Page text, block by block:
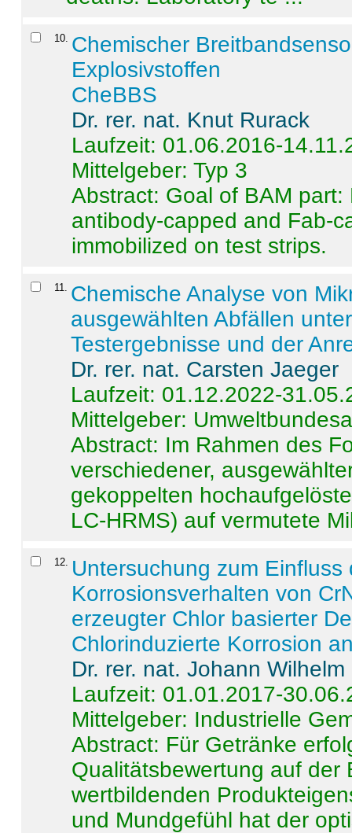
10 Chemischer
Explosivstoffen
CheBBS
Dr. rer. nat. Knut Rurack
Laufzeit: 01.06.2016-
Mittelgeber: Typ 3
Abstract: Goal of BAM
antibody-capped and Fab-
immobilized on test strips.
11
Chemische Analyse von
ausgewählten Abfällen
Testergebnisse und der
Dr. rer. nat. Carsten Jaeger
Laufzeit: 01.12.2022-
Mittelgeber:
Abstract: Im Rahmen des
verschiedener,
gekoppelten
LC-HRMS) auf vermutete
12
Untersuchung zum
Korrosionsverhalten von
erzeugter Chlor basierter
Chlorinduzierte Korrosion
Dr. rer. nat. Johann
Laufzeit: 01.01.2017-
Mittelgeber: Industrielle
Abstract: Für Getränke
Qualitätsbewertung auf der
wertbildenden
und Mundgefühl hat der